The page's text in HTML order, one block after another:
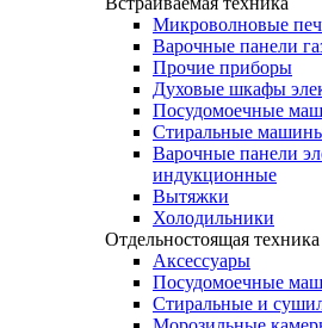
Микроволновые
Варочные панели
Прочие приборы
Духовые шкафы
Посудомоечные
Стиральные
Варочные панели
индукционные
Вытяжки
Холодильники
Отдельностоящая техника
Аксессуары
Посудомоечные
Стиральные и